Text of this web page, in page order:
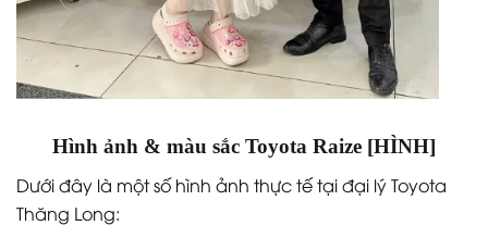
Hình ảnh & màu sắc Toyota Raize [HÌNH]
Dưới đây là một số hình ảnh thực tế tại đại lý Toyota
Thăng Long: